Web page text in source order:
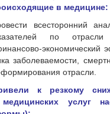
в медицине:
всесторонний
по
заболеваемости,
отрасли.
к резкому
медицинских услуг